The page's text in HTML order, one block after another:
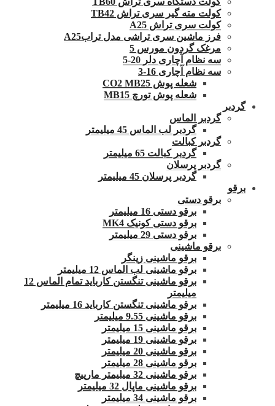
کولت مته گیر سری تراش TB42
کولت سری تراش A25
فرز ماشین سری تراشی مدل ترابA25
مرغک گردون مورس 5
سه نظام آچاری دلر 20-5
سه نظام آچاری 16-3
شعله پوش CO2 MB25
شعله پوش تورچ MB15
گردبر
گردبر الماس
گردبر لب الماس 45 میلیمتر
گردبر کبالت
گردبر کبالت 65 میلیمتر
گردبر پرسلان
گردبر پرسلان 45 میلیمتر
برقو
برقو دستی
برقو دستی 16 میلیمتر
برقو دستی کونیک MK4
برقو دستی 29 میلیمتر
برقو ماشینی
برقو ماشینی زینگر
برقو ماشینی لب الماس 12 میلیمتر
برقو ماشینی تنگستن کارباید تمام الماس 12
میلیمتر
برقو ماشینی تنگستن کارباید 16 میلیمتر
برقو ماشینی 9.55 میلیمتر
برقو ماشینی 15 میلیمتر
برقو ماشینی 19 میلیمتر
برقو ماشینی 20 میلیمتر
برقو ماشینی 28 میلیمتر
برقو ماشینی 32 میلیمتر مارپیچ
برقو ماشینی ماپال 32 میلیمتر
برقو ماشینی 34 میلیمتر